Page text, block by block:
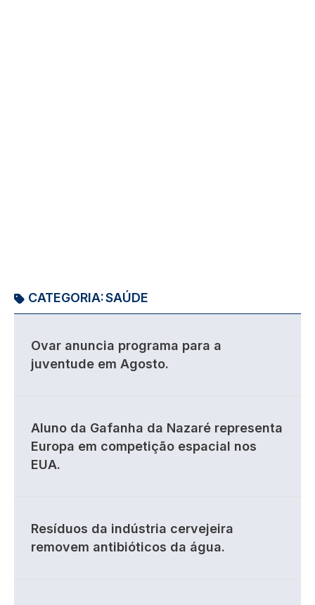
CATEGORIA:SAÚDE
Ovar anuncia programa para a
juventude em Agosto.
Aluno da Gafanha da Nazaré representa
Europa em competição espacial nos
EUA.
Resíduos da indústria cervejeira
removem antibióticos da água.